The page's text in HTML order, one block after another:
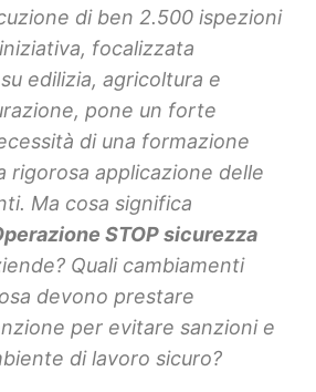
di ben 2.500 ispezioni
focalizzata
edilizia, agricoltura e
pone un forte
di una formazione
rigorosa applicazione delle
Ma cosa significa
STOP sicurezza
Quali cambiamenti
devono prestare
per evitare sanzioni e
di lavoro sicuro?